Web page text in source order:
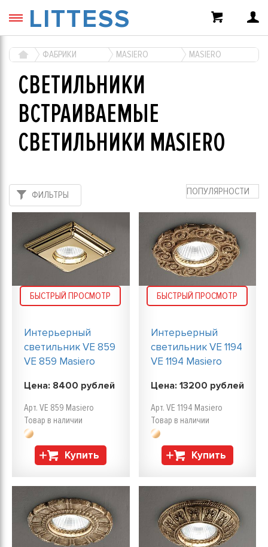
LITTESS
ФАБРИКИ MASIERO MASIERO
СВЕТИЛЬНИКИ
ВСТРАИВАЕМЫЕ
СВЕТИЛЬНИКИ MASIERO
ПОПУЛЯРНОСТИ
ФИЛЬТРЫ
БЫСТРЫЙ ПРОСМОТР
Интерьерный
светильник VE 859
VE 859 Masiero
Цена: 8400 рублей
Арт. VE 859 Masiero
Товар в наличии
Купить
БЫСТРЫЙ ПРОСМОТР
Интерьерный
светильник VE 1194
VE 1194 Masiero
Цена: 13200 рублей
Арт. VE 1194 Masiero
Товар в наличии
Купить